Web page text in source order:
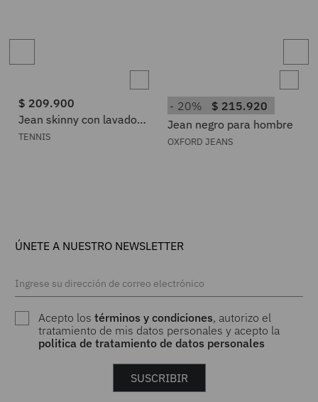
$ 209.900
Jean skinny con lavado
desvanecido en denim
TENNIS
20% $ 215.920
Jean negro para hombre
OXFORD JEANS
ÚNETE A NUESTRO NEWSLETTER
Acepto lostérminos y condiciones, autorizo el
tratamiento de mis datos personales y acepto la
politica de tratamiento de datos personales
SUSCRIBIR